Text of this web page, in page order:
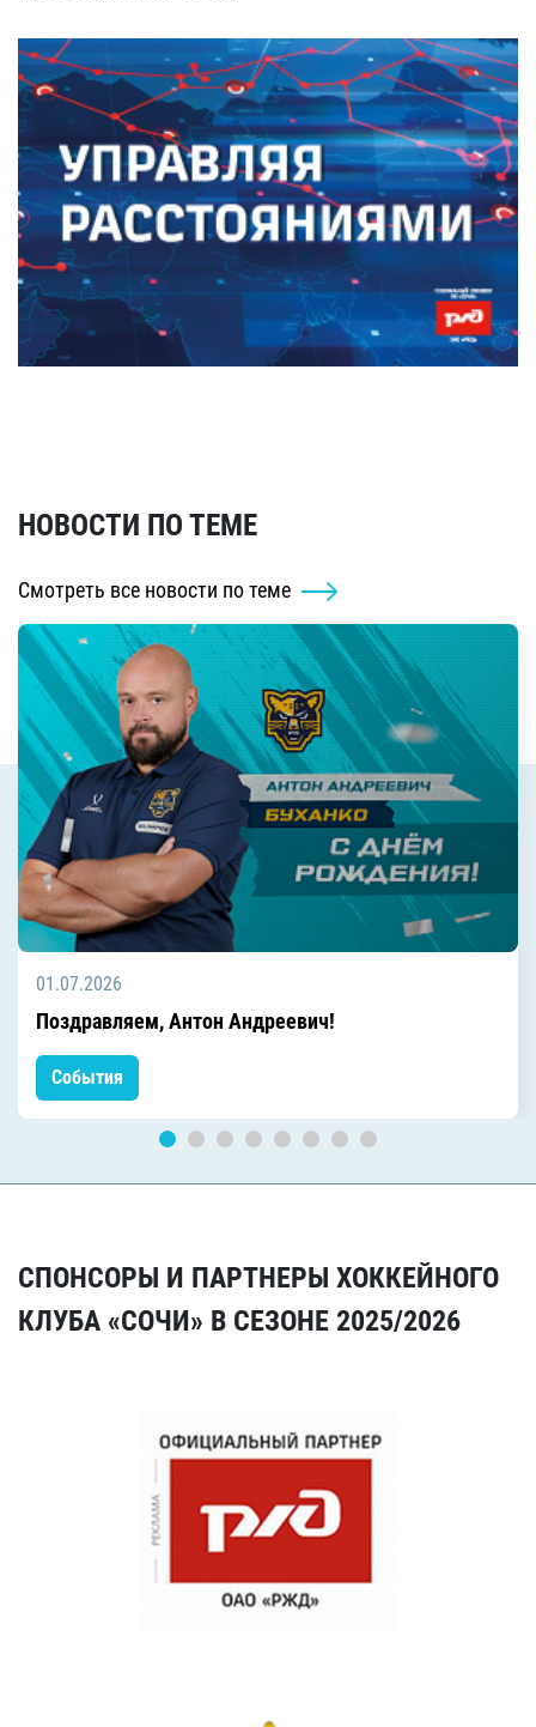
НОВОСТИ ПО ТЕМЕ
Смотреть все новости по теме
01.07.2026
Поздравляем, Антон Андреевич!
События
СПОНСОРЫ И ПАРТНЕРЫ ХОККЕЙНОГО
КЛУБА «СОЧИ» В СЕЗОНЕ 2025/2026